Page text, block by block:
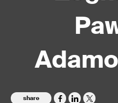
share